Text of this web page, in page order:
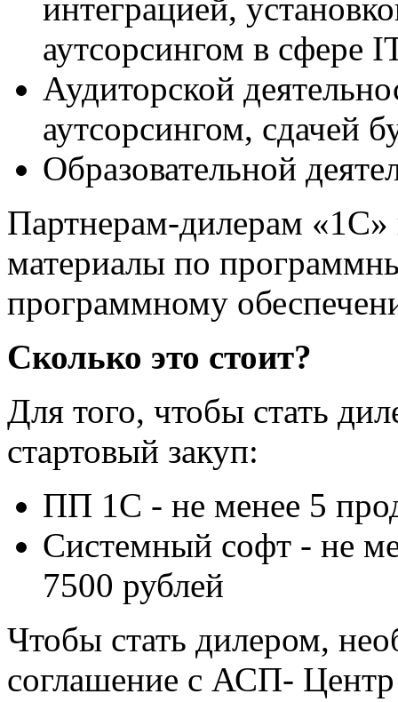
интеграцией,
аутсорсингом в сфере
Аудиторской
аутсорсингом, сдачей
Образовательной
Партнерам-дилерам «1С»
материалы по
программному
Сколько это стоит?
Для того, чтобы стать
стартовый закуп:
ПП 1С - не менее 5
Системный софт - не
7500 рублей
Чтобы стать дилером,
соглашение с АСП-